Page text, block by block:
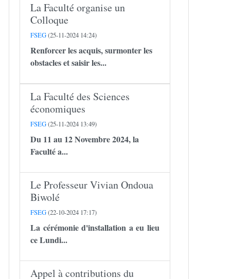
La Faculté organise un
Colloque
FSEG(25-11-2024 14:24)
Renforcer les acquis, surmonter les
obstacles et saisir les...
La Faculté des Sciences
économiques
FSEG(25-11-2024 13:49)
Du 11 au 12 Novembre 2024, la
Faculté a...
Le Professeur Vivian Ondoua
Biwolé
FSEG(22-10-2024 17:17)
La cérémonie d'installation a eu lieu
ce Lundi...
Appel à contributions du